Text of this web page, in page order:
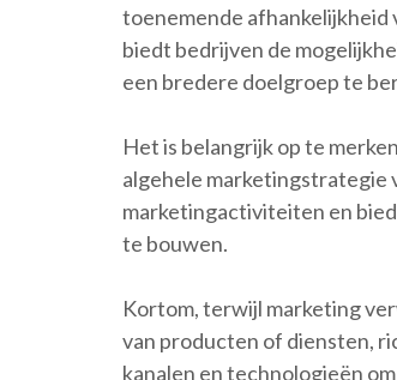
toenemende afhankelijkheid
biedt bedrijven de
een bredere doelgroep te
Het is belangrijk op te
algehele marketingstrategie
marketingactiviteiten en
te bouwen.
Kortom, terwijl marketing
van producten of diensten,
kanalen en technologieën